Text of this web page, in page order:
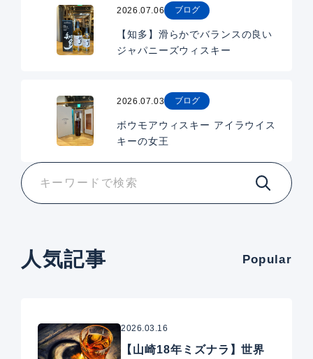
2026.07.06 ブログ
【知多】滑らかでバランスの良い
ジャパニーズウィスキー
2026.07.03 ブログ
ボウモアウィスキー アイラウイス
キーの女王
人気記事 Popular
2026.03.16
【山崎18年ミズナラ】世界